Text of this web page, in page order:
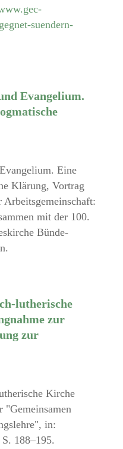
suendern-
Evangelium.
Eine
Klärung, Vortrag
Arbeitsgemeinschaft:
mit der 100.
Bünde-
lutherische
zur
zur
Kirche
"Gemeinsamen
in:
188–195.